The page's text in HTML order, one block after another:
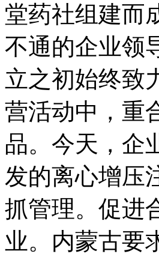
堂药社组建而
不通的企业领
立之初始终致
营活动中，重
品。今天，企
发的离心增压
抓管理。促进
业。内蒙古要